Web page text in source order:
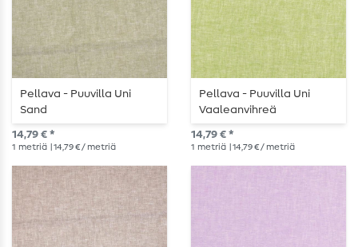
Pellava - Puuvilla Uni
Sand
14,79 € *
1 metriä | 14,79 € / metriä
Pellava - Puuvilla Uni
Vaaleanvihreä
14,79 € *
1 metriä | 14,79 € / metriä